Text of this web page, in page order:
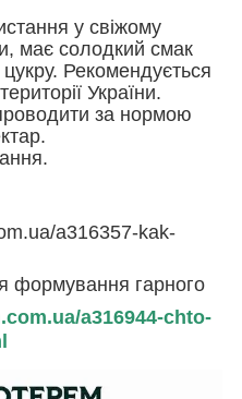
у свіжому
має солодкий смак
Рекомендується
України.
за нормою
a316357-kak-
формування гарного
a316944-chto-